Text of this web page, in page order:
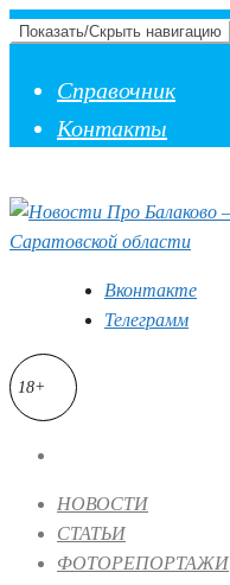
Показать/Скрыть навигацию
Справочник
Контакты
Вконтакте
Телеграмм
18+
НОВОСТИ
СТАТЬИ
ФОТОРЕПОРТАЖИ